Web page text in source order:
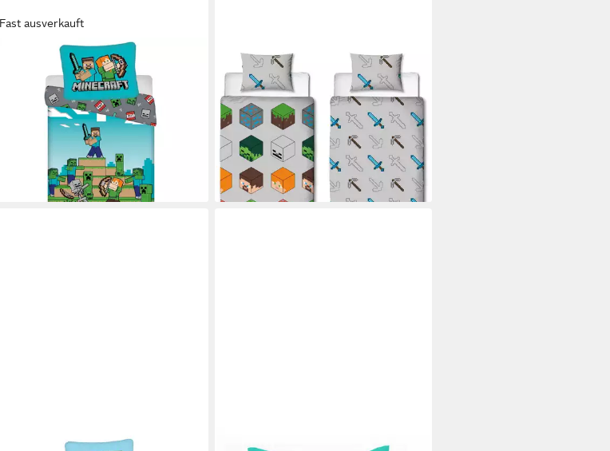
Fast ausverkauft
MINECRAFT
Bettwäsche Minecraft We got this
Creeper Wende Bettwäsche Kissen
135/140x200cm, Baumwolle, 2 teilig,
Wendemotiv mit Reißverschluss
44,95 €
lieferbar - in 3-4 Werktagen bei dir
MINECRAFT
Jugendbettwäsche MINECRAFT
Bettwäsche Wendebettwäsche
140x200 cm
29,95 €
39,95 €
-25%
lieferbar - in 5-6 Werktagen bei dir